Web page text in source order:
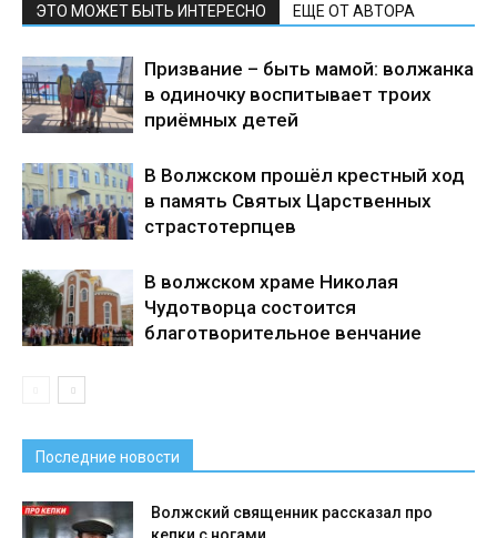
ЭТО МОЖЕТ БЫТЬ ИНТЕРЕСНО ЕЩЕ ОТ АВТОРА
Призвание – быть мамой: волжанка
в одиночку воспитывает троих
приёмных детей
В Волжском прошёл крестный ход
в память Святых Царственных
страстотерпцев
В волжском храме Николая
Чудотворца состоится
благотворительное венчание
Последние новости
Волжский священник рассказал про
кепки с ногами